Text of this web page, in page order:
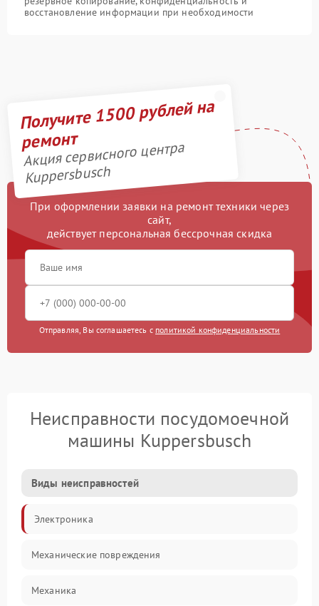
восстановление информации при необходимости
Получите 1500 рублей на
ремонт
Акция сервисного центра
Kuppersbusch
При оформлении заявки на ремонт техники через
сайт,
действует персональная бессрочная скидка
Отправляя, Вы соглашаетесь с политикой конфиденциальности
Неисправности посудомоечной
машины Kuppersbusch
Виды неисправностей
Электроника
Механические повреждения
Механика